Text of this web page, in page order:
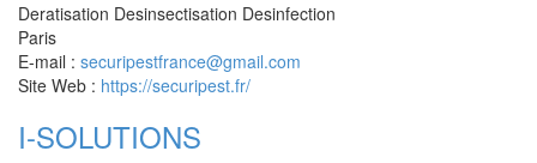
Deratisation Desinsectisation Desinfection
Paris
E-mail : securipestfrance@gmail.com
Site Web : https://securipest.fr/
I-SOLUTIONS